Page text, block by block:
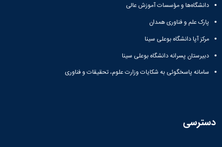
دانشگاه‌ها و مؤسسات آموزش عالی
پارک علم و فناوری همدان
مرکز آپا دانشگاه بوعلی سینا
دبیرستان پسرانه دانشگاه بوعلی سینا
سامانه پاسخگوئی به شکایات وزارت علوم، تحقیقات و فناوری
دسترسی